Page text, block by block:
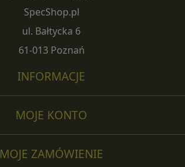
MOJE ZAMÓWIENIE
MOJE KONTO
SpecShop.pl
ul. Bałtycka 6
61-013 Poznań
INFORMACJE